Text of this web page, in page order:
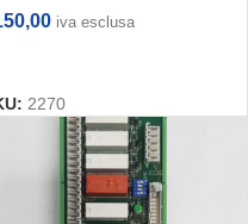
iva esclusa
2270